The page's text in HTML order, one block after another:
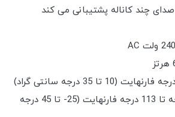
دمای نگهداری: -13 درجه تا 113 درجه فارنهایت (25- تا 45 درجه